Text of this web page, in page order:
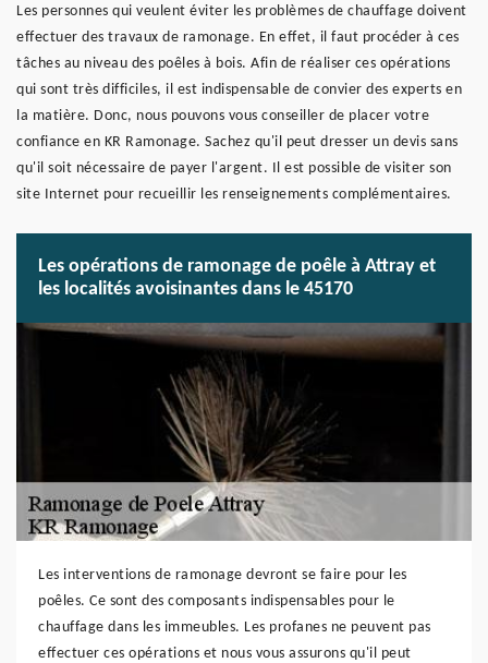
Les personnes qui veulent éviter les problèmes de chauffage doivent
effectuer des travaux de ramonage. En effet, il faut procéder à ces
tâches au niveau des poêles à bois. Afin de réaliser ces opérations
qui sont très difficiles, il est indispensable de convier des experts en
la matière. Donc, nous pouvons vous conseiller de placer votre
confiance en KR Ramonage. Sachez qu'il peut dresser un devis sans
qu'il soit nécessaire de payer l'argent. Il est possible de visiter son
site Internet pour recueillir les renseignements complémentaires.
Les opérations de ramonage de poêle à Attray et
les localités avoisinantes dans le 45170
Les interventions de ramonage devront se faire pour les
poêles. Ce sont des composants indispensables pour le
chauffage dans les immeubles. Les profanes ne peuvent pas
effectuer ces opérations et nous vous assurons qu'il peut